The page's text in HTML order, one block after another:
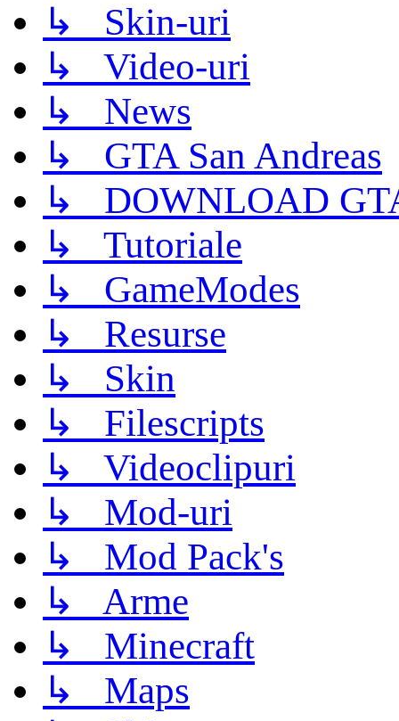
↳ Skin-uri
↳ Video-uri
↳ News
↳ GTA San Andreas
↳ DOWNLOAD
↳ Tutoriale
↳ GameModes
↳ Resurse
↳ Skin
↳ Filescripts
↳ Videoclipuri
↳ Mod-uri
↳ Mod Pack's
↳ Arme
↳ Minecraft
↳ Maps